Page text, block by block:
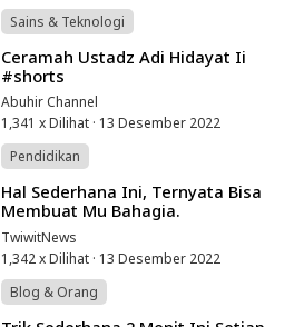
Sains & Teknologi
⁣Ceramah Ustadz Adi Hidayat Ii
#shorts
Abuhir Channel
1,341 x Dilihat · 13 Desember 2022
Pendidikan
⁣Hal Sederhana Ini, Ternyata Bisa
Membuat Mu Bahagia.
(penyembuh Batin Terbaik)
TwiwitNews
1,342 x Dilihat · 13 Desember 2022
Blog & Orang